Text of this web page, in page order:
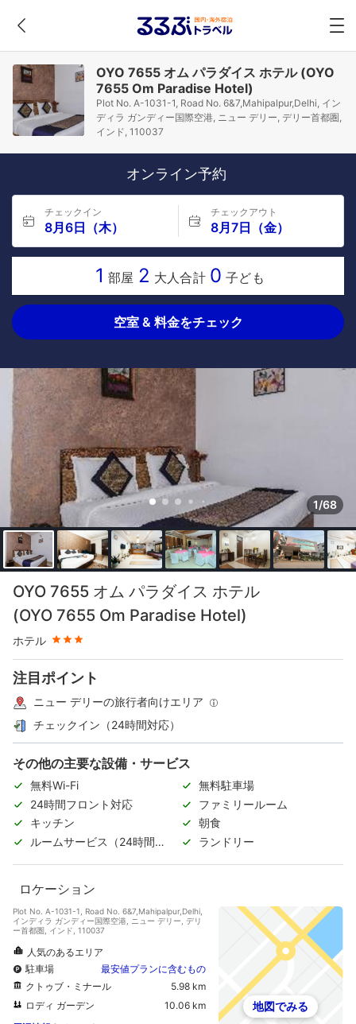
OYO 7655 オム パラダイス ホテル (OYO
7655 Om Paradise Hotel)
Plot No. A-1031-1, Road No. 6&7,Mahipalpur,Delhi, イン
ディラ ガンディー国際空港, ニュー デリー, デリー首都圏,
インド, 110037
オンライン予約
チェックイン
8月6日（木）
チェックアウト
8月7日（金）
1 部屋 2 大人合計 0 子ども
空室 & 料金をチェック
1/68
OYO 7655 オム パラダイス ホテル
(OYO 7655 Om Paradise Hotel)
ホテル
星評価 3つ星
注目ポイント
ニュー デリーの旅行者向けエリア
チェックイン（24時間対応）
その他の主要な設備・サービス
無料Wi-Fi
無料駐車場
24時間フロント対応
ファミリールーム
キッチン
朝食
ルームサービス（24時間対
ランドリー
ロケーション
Plot No. A-1031-1, Road No. 6&7,Mahipalpur,Delhi,
インディラ ガンディー国際空港, ニュー デリー, デリ
ー首都圏, インド, 110037
人気のあるエリア
駐車場
最安値プランに含むもの
クトゥブ・ミナール
5.98 km
ロディ ガーデン
10.06 km
地図でみる